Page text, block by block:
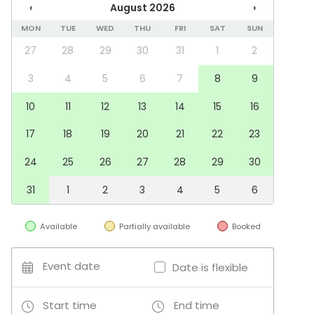
Business / Corporate Event
Company Party
Team building / Recreation
Venue type
Multi-purpose event space
Villa / Mansion
Barn / Farm
Cabin / Cottage
Terrace
Board room
Activities
Golf
‹ August 2026 ›
MON TUE WED THU FRI SAT SUN
27 28 29 30 31 1
2
3
4 5 6 7 8
9
10
11 12 13 14 15
16
17
18 19 20 21 22
23
24
25 26 27 28 29
30
31
1 2 3 4 5 6
Available Partially available Booked
Event date Date is flexible
Start time End time